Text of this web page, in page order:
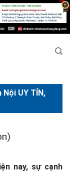
UY TÍN,
nay, sự cạnh